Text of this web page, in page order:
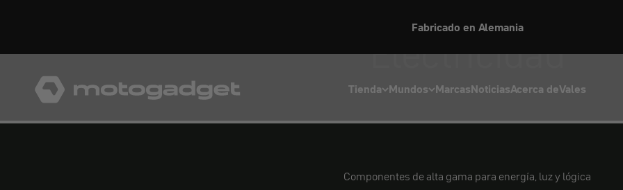
Bienvenido a nuestra tienda de EE. UU.
Tienda Mundos MarcasNoticiasAcerca deVales
motogadget GmbH Electricidad
Componentes de alta gama para energía, luz y lógica